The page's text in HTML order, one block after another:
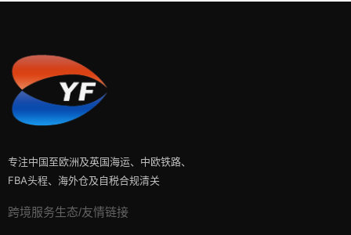
专注中国至欧洲及英国海运、中欧铁路、
FBA头程、海外仓及自税合规清关
跨境服务生态/友情链接